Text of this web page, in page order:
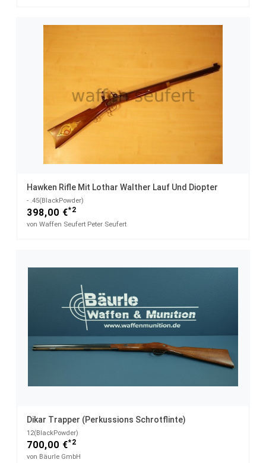
Hawken Rifle Mit Lothar Walther Lauf Und Diopter
- .45(BlackPowder)
398,00 €*2
von Waffen Seufert Peter Seufert
Dikar Trapper (Perkussions Schrotflinte)
12(BlackPowder)
700,00 €*2
von Bäurle GmbH